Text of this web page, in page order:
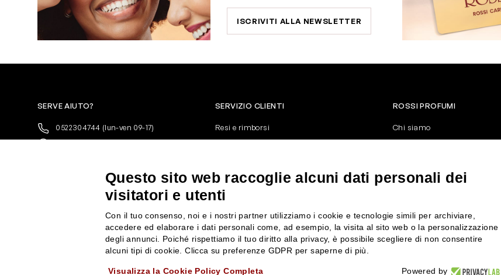
ISCRIVITI ALLA NEWSLETTER
SERVE AIUTO?
0522304744 (lun-ven 09-17)
+39 3346440838
SERVIZIO CLIENTI
Resi e rimborsi
Pagamenti
Condizioni generali di vendita
Privacy Policy
Cookies
ROSSI PROFUMI
Chi siamo
Contattaci
Attiva la Rossi Card
Lavora con noi
Segnalazione (Whistleblowing)
10% di Sconto sul primo ordine! *
Iscriviti alla newsletter e rimani
aggiornato con le novità e le promozioni
Rossi Profumi.
*Il Buono non si applica su Articoli in
Promozione
Questo sito web raccoglie alcuni dati personali dei
visitatori e utenti
Con il tuo consenso, noi e i nostri partner utilizziamo i cookie e tecnologie simili per archiviare,
accedere ed elaborare i dati personali come, ad esempio, la visita al sito web o la personalizzazione
degli annunci. Poiché rispettiamo il tuo diritto alla privacy, è possibile scegliere di non consentire
alcuni tipi di cookie. Clicca su preferenze GDPR per saperne di più.
Visualizza la Cookie Policy Completa Powered by